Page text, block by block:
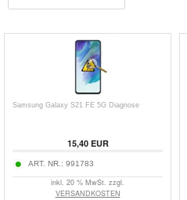
Samsung Galaxy S21 FE 5G Diagnose
15,40 EUR
ART. NR.: 991783
inkl. 20 % MwSt. zzgl.
VERSANDKOSTEN